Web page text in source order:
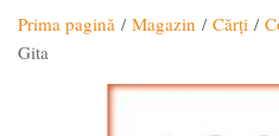
Prima pagină / Magazin / Cărţi /
Gita